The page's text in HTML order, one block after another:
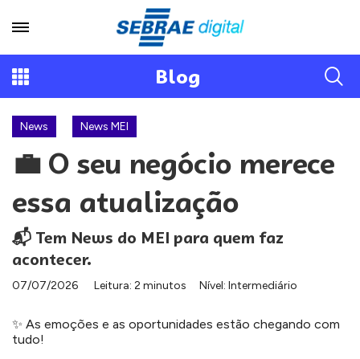
Blog
News News MEI
💼 O seu negócio merece
essa atualização
📬 Tem News do MEI para quem faz
acontecer.
07/07/2026 Leitura: 2 minutos Nível: Intermediário
✨ As emoções e as oportunidades estão chegando com
tudo!